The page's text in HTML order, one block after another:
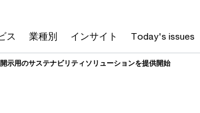
ス 業種別 インサイト Today's issues
示用のサステナビリティソリューションを提供開始